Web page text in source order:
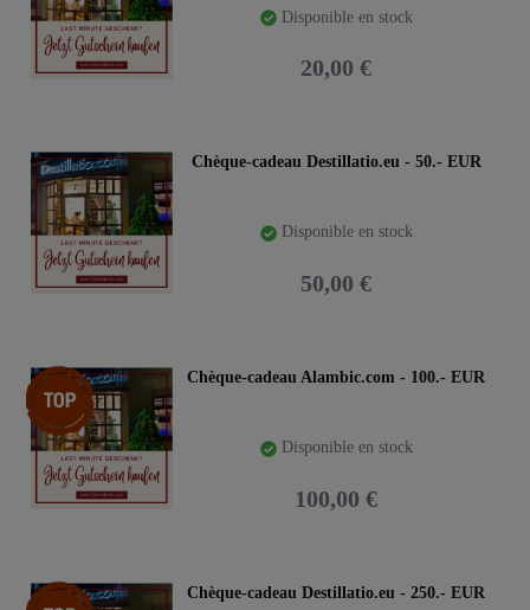
Disponible en stock
20,00 €
Chèque-cadeau Destillatio.eu - 50.- EUR
Disponible en stock
50,00 €
Article phare Chèque-cadeau Alambic.com - 100.- EUR
Disponible en stock
100,00 €
Article phare Chèque-cadeau Destillatio.eu - 250.- EUR